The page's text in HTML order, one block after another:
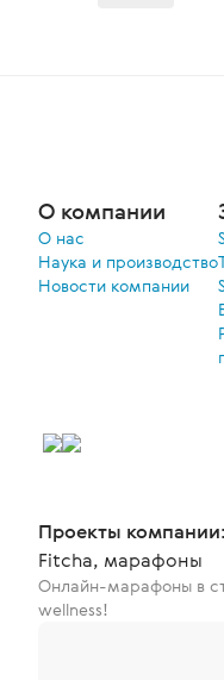
О компании
О нас
Наука и производство
Новости компании
Проекты компании:
Fitcha, марафоны
Онлайн-марафоны в
wellness!